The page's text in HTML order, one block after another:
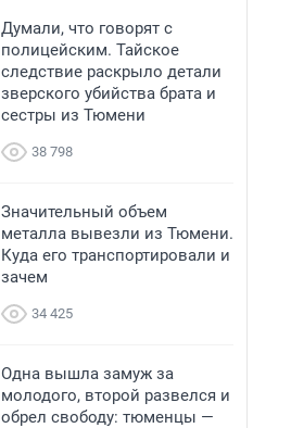
Думали, что говорят с
полицейским. Тайское
следствие раскрыло детали
зверского убийства брата и
сестры из Тюмени
38 798
Значительный объем
металла вывезли из Тюмени.
Куда его транспортировали и
зачем
34 425
Одна вышла замуж за
молодого, второй развелся и
обрел свободу: тюменцы —